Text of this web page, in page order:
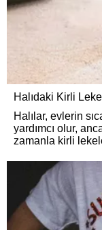
Halıdaki Kirli
Halılar, evlerin
yardımcı olur,
zamanla kirli